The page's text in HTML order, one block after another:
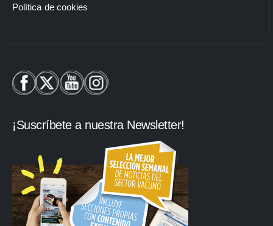
Política de cookies
¡Suscríbete a nuestra Newsletter!